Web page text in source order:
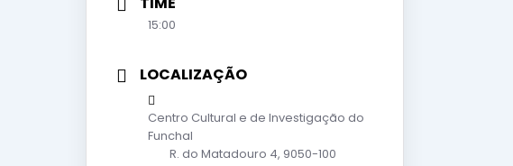
15:00
LOCALIZAÇÃO
Centro Cultural e de Investigação do
Funchal
R. do Matadouro 4, 9050-100